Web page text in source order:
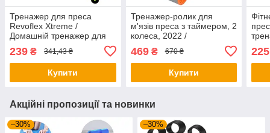
Тренажер для преса
Revoflex Xtreme /
Домашній тренажер для
тренування преса
239 ₴ 341,43 ₴
Купити
Тренажер-ролик для
м'язів преса з таймером, 2
колеса, 2022 /
Автоматичний тренажер
колесо / Колесо для преса
469₴ 670 ₴
Купити
225
Акційні пропозиції та новинки
–30% –30%